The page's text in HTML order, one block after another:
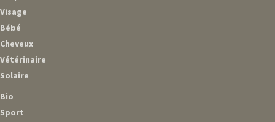
Visage
Bébé
Cheveux
Vétérinaire
Solaire
Bio
Sport